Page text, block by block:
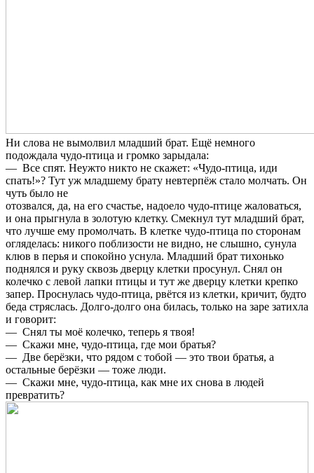
Ни слова не вымолвил младший брат. Ещё немного
подождала чудо-птица и громко зарыдала:
— Все спят. Неужто никто не скажет: «Чудо-птица, иди
спать!»? Тут уж младшему брату невтерпёж стало молчать. Он
чуть было не
отозвался, да, на его счастье, надоело чудо-птице жаловаться,
и она прыг­нула в золотую клетку. Смекнул тут младший брат,
что лучше ему про­молчать. В клетке чудо-птица по сторонам
огляделась: никого поблизос­ти не видно, не слышно, сунула
клюв в перья и спокойно уснула. Младший брат тихонько
поднялся и руку сквозь дверцу клетки про­сунул. Снял он
колечко с левой лапки птицы и тут же дверцу клетки креп­ко
запер. Проснулась чудо-птица, рвётся из клетки, кричит, будто
беда стряслась. Долго-долго она билась, только на заре затихла
и говорит:
— Снял ты моё колечко, теперь я твоя!
— Скажи мне, чудо-птица, где мои братья?
— Две берёзки, что рядом с тобой — это твои братья, а
остальные берёзки — тоже люди.
— Скажи мне, чудо-птица, как мне их снова в людей
превратить?